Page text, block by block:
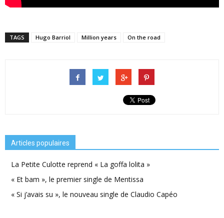
TAGS Hugo Barriol Million years On the road
Articles populaires
La Petite Culotte reprend « La goffa lolita »
« Et bam », le premier single de Mentissa
« Si j’avais su », le nouveau single de Claudio Capéo